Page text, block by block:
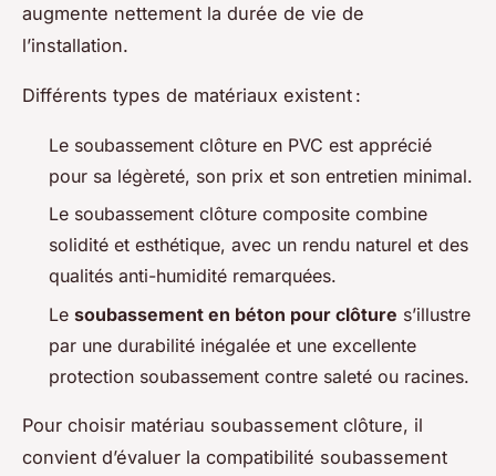
augmente nettement la durée de vie de
l’installation.
Différents types de matériaux existent :
Le soubassement clôture en PVC est apprécié
pour sa légèreté, son prix et son entretien minimal.
Le soubassement clôture composite combine
solidité et esthétique, avec un rendu naturel et des
qualités anti-humidité remarquées.
Le soubassement en béton pour clôture s’illustre
par une durabilité inégalée et une excellente
protection soubassement contre saleté ou racines.
Pour choisir matériau soubassement clôture, il
convient d’évaluer la compatibilité soubassement